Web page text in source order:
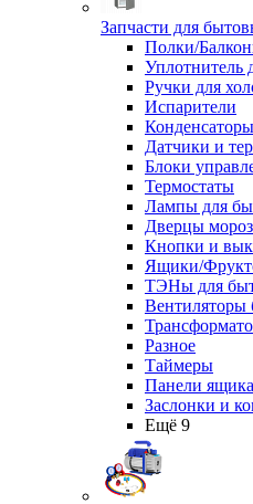
Запчасти для
Полки/
Уплотнитель
Ручки для
Испарители
Датчики и
Блоки
Термостаты
Лампы для
Дверцы
Кнопки и
Ящики/
ТЭНы для
Вентиляторы
Разное
Таймеры
Панели ящика
Заслонки и
Ещё 9